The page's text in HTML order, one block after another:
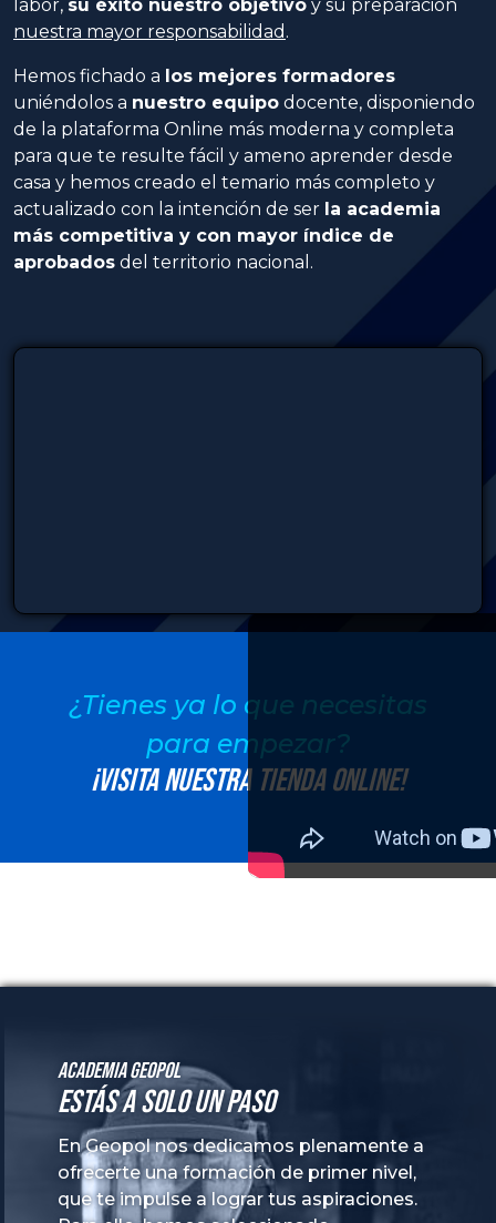
labor, su éxito nuestro objetivo y su preparación
nuestra mayor responsabilidad .
Hemos fichado a los mejores formadores
uniéndolos a nuestro equipo docente, disponiendo
de la plataforma Online más moderna y completa
para que te resulte fácil y ameno aprender desde
casa y hemos creado el temario más completo y
actualizado con la intención de ser la academia
más competitiva y con mayor índice de
aprobados del territorio nacional.
¿Tienes ya lo que necesitas
para empezar?
¡Visita nuestra tienda online!
Academia GeoPol
Estás a solo un paso
En Geopol nos dedicamos plenamente a
ofrecerte una formación de primer nivel,
que te impulse a lograr tus aspiraciones.